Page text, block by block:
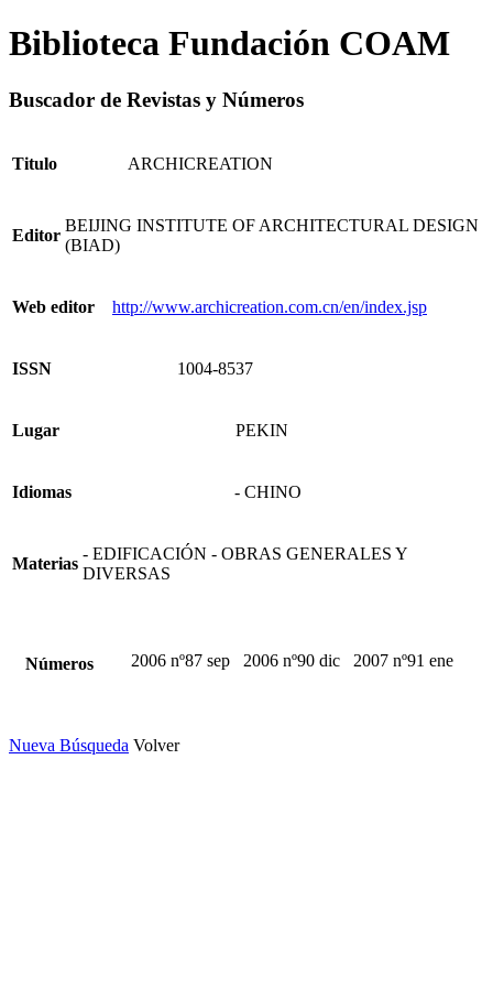
Biblioteca Fundación COAM
Buscador de Revistas y Números
Titulo ARCHICREATION
Editor
BEIJING INSTITUTE OF ARCHITECTURAL DESIGN
(BIAD)
Web editor http://www.archicreation.com.cn/en/index.jsp
ISSN 1004-8537
Lugar PEKIN
Idiomas - CHINO
Materias
- EDIFICACIÓN - OBRAS GENERALES Y
DIVERSAS
Números 2006 nº87 sep 2006 nº90 dic 2007 nº91 ene
Nueva Búsqueda Volver